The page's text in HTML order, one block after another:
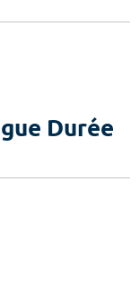
Durée